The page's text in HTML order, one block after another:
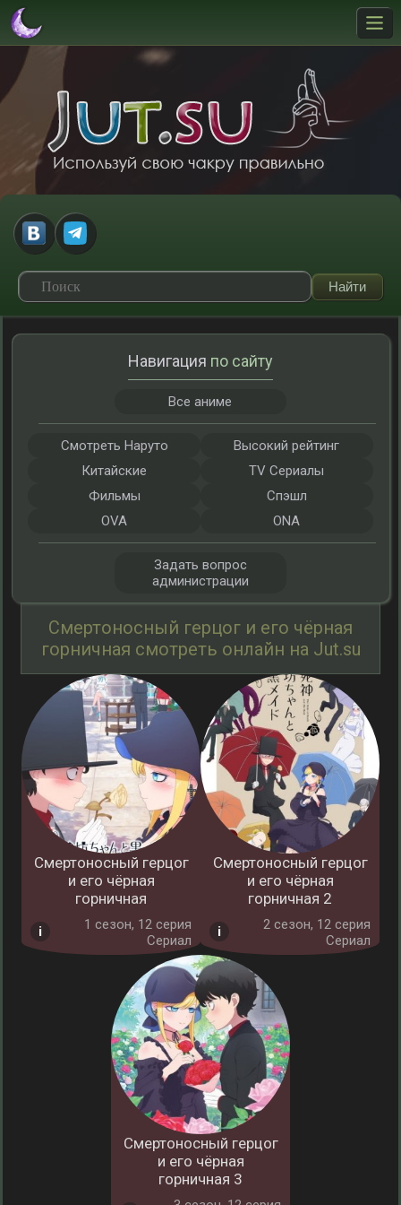
Смертоносный герцог и его чёрная
горничная смотреть онлайн на Jut.su
Смертоносный герцог
и его чёрная
горничная
1 cезон, 12 серия
Сериал
Смертоносный герцог
и его чёрная
горничная 2
2 cезон, 12 серия
Сериал
Смертоносный герцог
и его чёрная
горничная 3
Навигация по сайту
Все аниме
Смотреть Наруто
Высокий рейтинг
Китайские
TV Сериалы
Фильмы
Спэшл
OVA
ONA
Задать вопрос
администрации